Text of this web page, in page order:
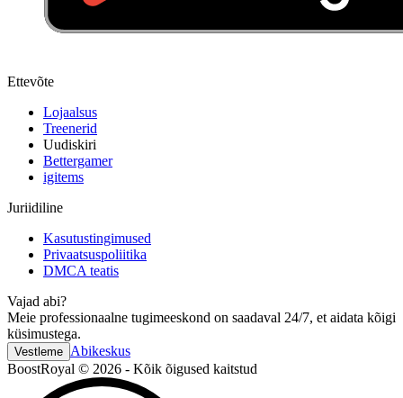
Ettevõte
Lojaalsus
Treenerid
Uudiskiri
Bettergamer
igitems
Juriidiline
Kasutustingimused
Privaatsuspoliitika
DMCA teatis
Vajad abi?
Meie professionaalne tugimeeskond on saadaval 24/7, et aidata kõigi
küsimustega.
Vestleme Abikeskus
BoostRoyal © 2026 - Kõik õigused kaitstud